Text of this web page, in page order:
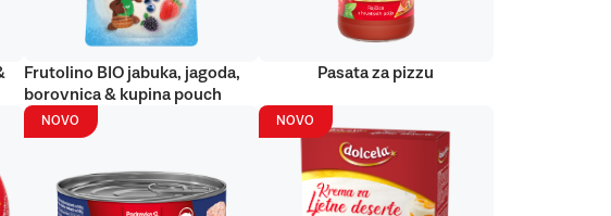
Frutolino BIO jabuka, jagoda,
borovnica & kupina pouch
Pasata za pizzu
NOVO NOVO